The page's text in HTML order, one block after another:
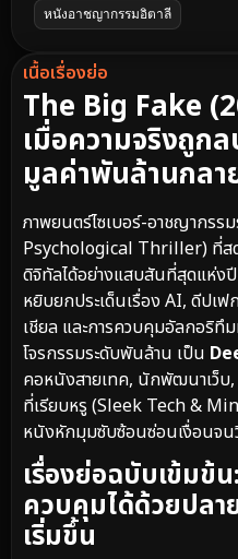
หนังอาชญากรรมอิตาลี
เนื้อเรื่องย่อ
The Big Fake
เมื่อความจริงถูกล
มูลค่าพันล้านกลา
ภาพยนตร์ไซเบอร์-อาชญากร
Psychological Thriller) ที่ส
ดิจิทัลได้อย่างแสบสันที่สุดแห่ง
หยิบยกประเด็นเรื่อง AI, ดีปเ
เชียล และการควบคุมอัลกอริทึ
โจรกรรมระดับพันล้าน เป็น
คอหนังสายเทค, นักพัฒนาเว็บ
ที่เรียบหรู (Sleek Tech &
หนังหักมุมซับซ้อนซ่อนเงื่อนจน
เรื่องย่อฉบับเข้มข้
ควบคุมได้ด้วยปลา
เริ่มขึ้น